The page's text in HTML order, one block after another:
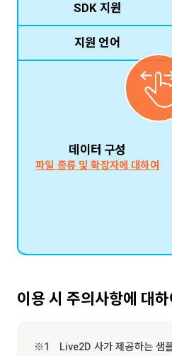
SDK 지원
지원 언어
데이터 구성
파일 종류 및 확장자에 대하여
이용 시 주의사항에 대하
Live2D 사가 제공하는 샘